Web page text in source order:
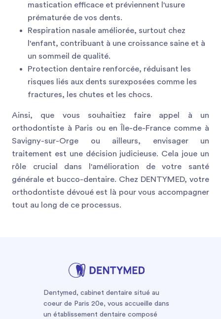
mastication efficace et préviennent l'usure
prématurée de vos dents.
Respiration nasale améliorée, surtout chez
l'enfant, contribuant à une croissance saine et à
un sommeil de qualité.
Protection dentaire renforcée, réduisant les
risques liés aux dents surexposées comme les
fractures, les chutes et les chocs.
Ainsi, que vous souhaitiez faire appel à un
orthodontiste à Paris ou en Île-de-France comme à
Savigny-sur-Orge ou ailleurs, envisager un
traitement est une décision judicieuse. Cela joue un
rôle crucial dans l'amélioration de votre santé
générale et bucco-dentaire. Chez DENTYMED, votre
orthodontiste dévoué est là pour vous accompagner
tout au long de ce processus.
Dentymed, cabinet dentaire situé au
coeur de Paris 20e, vous accueille dans
un établissement dentaire composé